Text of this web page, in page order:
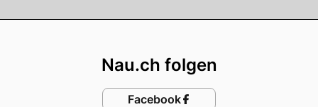
Nau.ch folgen
Facebook